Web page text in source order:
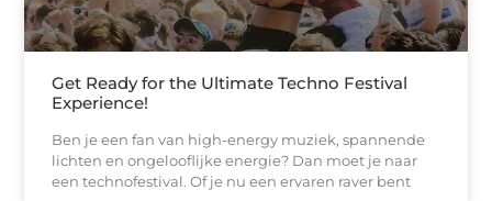
Get Ready for the Ultimate Techno Festival
Experience!
Ben je een fan van high-energy muziek, spannende
lichten en ongelooflijke energie? Dan moet je naar
een technofestival. Of je nu een ervaren raver bent